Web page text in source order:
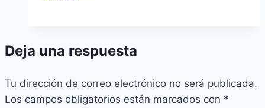
Deja una respuesta
Tu dirección de correo electrónico no será publicada.
Los campos obligatorios están marcados con *